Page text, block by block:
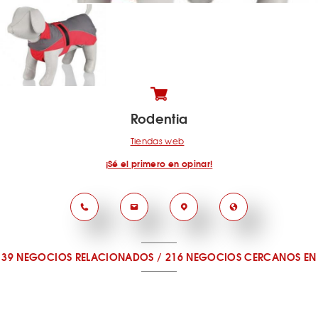
Rodentia
Tiendas web
¡Sé el primero en opinar!
39 NEGOCIOS RELACIONADOS / 216 NEGOCIOS CERCANOS EN